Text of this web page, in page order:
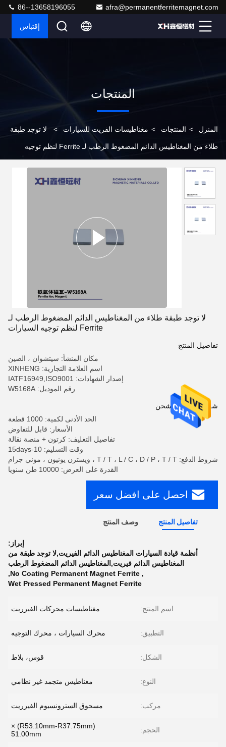
afra@permanentferritemagnet.com
86--13658196055
إقتباس
المنتجات
المنزل > المنتجات > مغناطيسات الفريت للسيارات > لا توجد طبقة
طلاء من المغناطيس الدائم المضغوط الرطب لـ Ferrite لنظم توجيه
لا توجد طبقة طلاء من المغناطيس الدائم المضغوط الرطب لـ
Ferrite لنظم توجيه السيارات
تفاصيل المنتج
مكان المنشأ: سيتشوان ، الصين
اسم العلامة التجارية: XINHENG
إصدار الشهادات: IATF16949,ISO9001
رقم الموديل: W5168A
شروط الدفع والشحن
الحد الأدنى لكمية: 1000 قطعة
الأسعار: قابل للتفاوض
تفاصيل التغليف: كرتون + منصة نقالة
وقت التسليم: 10-15days
شروط الدفع: T / T ، L / C ، D / P ، T / T ، ويسترن يونيون ، موني جرام
القدرة على العرض: 10000 طن سنويا
احصل على افضل سعر
تفاصيل المنتج وصف المنتج
إبراز:
أنظمة قيادة السيارات المغناطيس الدائم الفيريت,لا توجد طبقة من
المغناطيس الدائم فيريت,المغناطيس الدائم المضغوط الرطب
,
No Coating Permanent Magnet Ferrite
,
Wet Pressed Permanent Magnet Ferrite
اسم المنتج: مغناطيسات محركات الفيرريت
التطبيق: محرك السيارات ، محرك التوجيه
الشكل: قوس، بلاط
النوع: مغناطيس متجمد غير نظامي
مركب: مسحوق السترونسيوم الفيرريت
الحجم:
(R53.10mm-R37.75mm) ×
51.00mm